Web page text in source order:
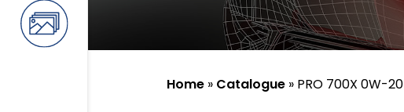
Home » Catalogue » PRO 700X 0W-20